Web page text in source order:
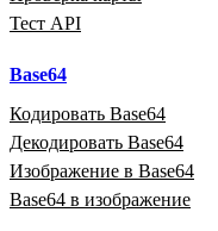
Тест API
Base64
Кодировать Base64
Декодировать Base64
Изображение в Base64
Base64 в изображение